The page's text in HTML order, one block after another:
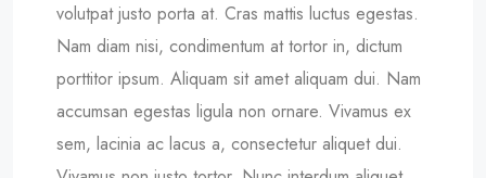
volutpat justo porta at. Cras mattis luctus egestas.
Nam diam nisi, condimentum at tortor in, dictum
porttitor ipsum. Aliquam sit amet aliquam dui. Nam
accumsan egestas ligula non ornare. Vivamus ex
sem, lacinia ac lacus a, consectetur aliquet dui.